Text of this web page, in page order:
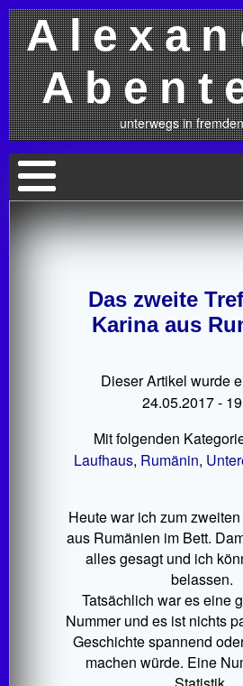
unterwegs in
Das zweite
Karina aus
Dieser Artikel wurde
24.05.2017 -
Mit folgenden
Laufhaus, Rumänin,
Heute war ich zum
aus Rumänien im Bett.
alles gesagt und ich
belassen.
Tatsächlich war es eine
Nummer und es ist nichts
Geschichte spannend
machen würde. Eine